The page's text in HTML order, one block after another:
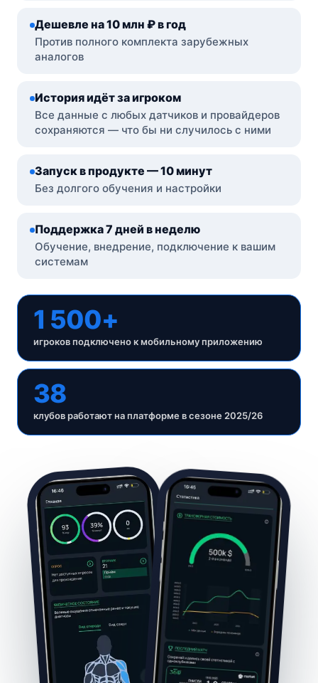
Дешевле на 10 млн ₽ в год
Против полного комплекта зарубежных
аналогов
История идёт за игроком
Все данные с любых датчиков и провайдеров
сохраняются — что бы ни случилось с ними
Запуск в продукте — 10 минут
Без долгого обучения и настройки
Поддержка 7 дней в неделю
Обучение, внедрение, подключение к вашим
системам
1 500+
игроков подключено к мобильному приложению
38
клубов работают на платформе в сезоне 2025/26